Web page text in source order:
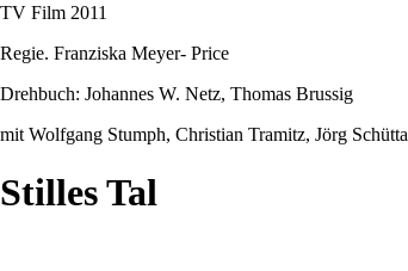
TV Film 2011
Regie. Franziska Meyer- Price
Drehbuch: Johannes W. Netz, Thomas Brussig
mit Wolfgang Stumph, Christian Tramitz, Jörg
Stilles Tal